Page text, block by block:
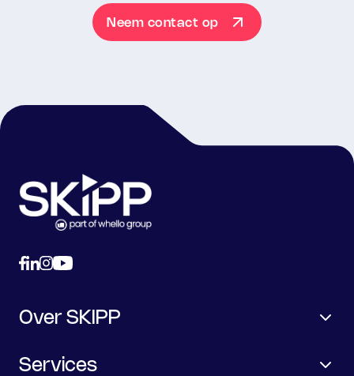
Neem contact op
Over SKIPP
Services